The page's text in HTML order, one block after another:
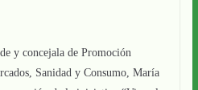
y concejala de Promoción
Sanidad y Consumo, María